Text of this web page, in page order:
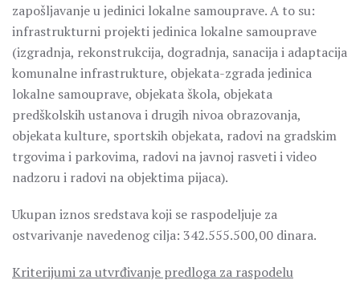
zapošljavanje u jedinici lokalne samouprave. A to su:
infrastrukturni projekti jedinica lokalne samouprave
(izgradnja, rekonstrukcija, dogradnja, sanacija i adaptacija
komunalne infrastrukture, objekata-zgrada jedinica
lokalne samouprave, objekata škola, objekata
predškolskih ustanova i drugih nivoa obrazovanja,
objekata kulture, sportskih objekata, radovi na gradskim
trgovima i parkovima, radovi na javnoj rasveti i video
nadzoru i radovi na objektima pijaca).
Ukupan iznos sredstava koji se raspodeljuje za
ostvarivanje navedenog cilja: 342.555.500,00 dinara.
Kriterijumi za utvrđivanje predloga za raspodelu